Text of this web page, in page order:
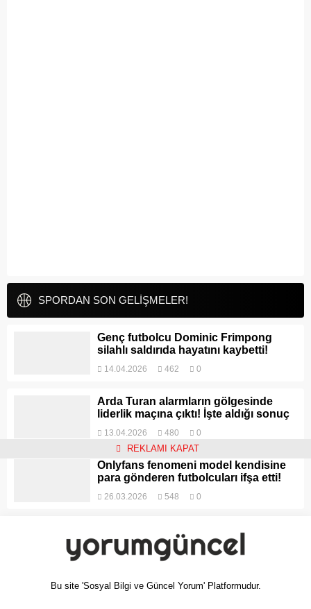
SPORDAN SON GELİŞMELER!
Genç futbolcu Dominic Frimpong
silahlı saldırıda hayatını kaybetti!
14.04.2026 462 0
Arda Turan alarmların gölgesinde
liderlik maçına çıktı! İşte aldığı sonuç
13.04.2026 480 0
Onlyfans fenomeni model kendisine
para gönderen futbolcuları ifşa etti!
26.03.2026 548 0
Bu site 'Sosyal Bilgi ve Güncel Yorum' Platformudur.
REKLAMI KAPAT